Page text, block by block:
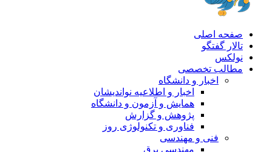
صفحه اصلی
تالار گفتگو
نولکس
مطالب تخصصی
اخبار و دانشگاه
اخبار و اطلاعیه نواندیشان
همایش و آزمون و دانشگاه
پژوهش و گزارش
فناوری و تکنولوژی روز
فنی و مهندسی
مهندسی برق